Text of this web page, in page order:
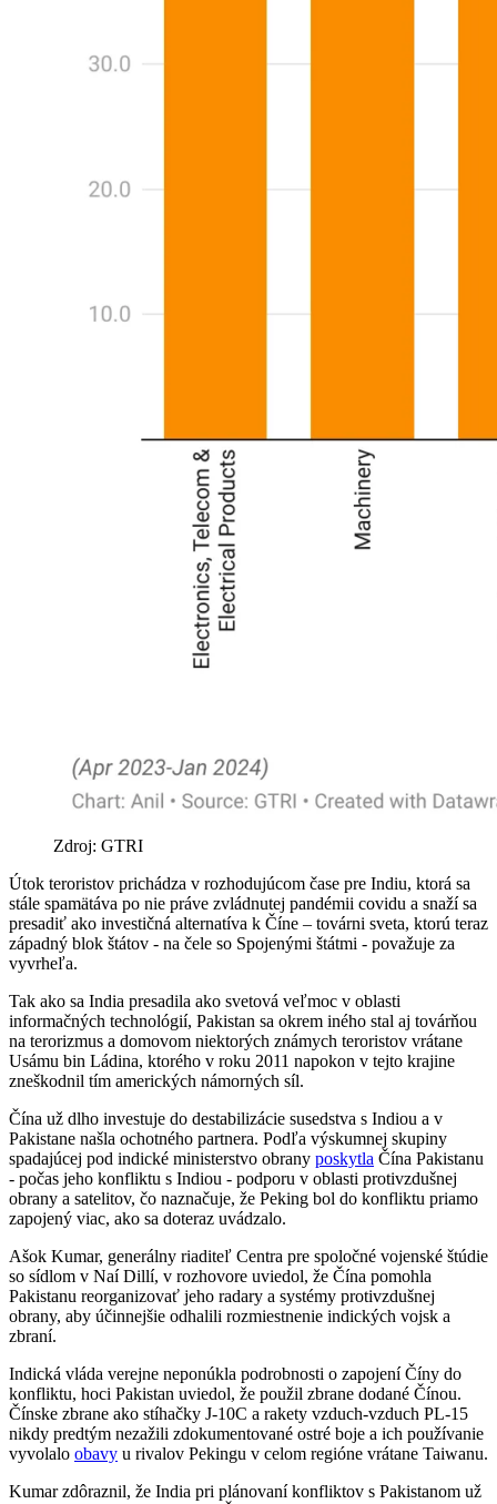
Zdroj: GTRI
Útok teroristov prichádza v rozhodujúcom čase pre Indiu, ktorá sa
stále spamätáva po nie práve zvládnutej pandémii covidu a snaží sa
presadiť ako investičná alternatíva k Číne – továrni sveta, ktorú teraz
západný blok štátov - na čele so Spojenými štátmi - považuje za
vyvrheľa.
Tak ako sa India presadila ako svetová veľmoc v oblasti
informačných technológií, Pakistan sa okrem iného stal aj továrňou
na terorizmus a domovom niektorých známych teroristov vrátane
Usámu bin Ládina, ktorého v roku 2011 napokon v tejto krajine
zneškodnil tím amerických námorných síl.
Čína už dlho investuje do destabilizácie susedstva s Indiou a v
Pakistane našla ochotného partnera. Podľa výskumnej skupiny
spadajúcej pod indické ministerstvo obrany poskytla Čína Pakistanu
- počas jeho konfliktu s Indiou - podporu v oblasti protivzdušnej
obrany a satelitov, čo naznačuje, že Peking bol do konfliktu priamo
zapojený viac, ako sa doteraz uvádzalo.
Ašok Kumar, generálny riaditeľ Centra pre spoločné vojenské štúdie
so sídlom v Naí Dillí, v rozhovore uviedol, že Čína pomohla
Pakistanu reorganizovať jeho radary a systémy protivzdušnej
obrany, aby účinnejšie odhalili rozmiestnenie indických vojsk a
zbraní.
Indická vláda verejne neponúkla podrobnosti o zapojení Číny do
konfliktu, hoci Pakistan uviedol, že použil zbrane dodané Čínou.
Čínske zbrane ako stíhačky J-10C a rakety vzduch-vzduch PL-15
nikdy predtým nezažili zdokumentované ostré boje a ich používanie
vyvolalo obavy u rivalov Pekingu v celom regióne vrátane Taiwanu.
Kumar zdôraznil, že India pri plánovaní konfliktov s Pakistanom už